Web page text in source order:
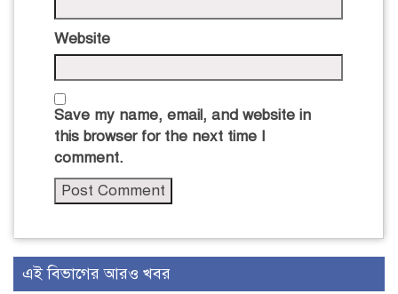
Website
Save my name, email, and website in
this browser for the next time I
comment.
এই বিভাগের আরও খবর